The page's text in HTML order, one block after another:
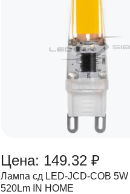
Цена: 149.32 ₽
Лампа сд LED-JCD-COB 5W
520Lm IN HOME